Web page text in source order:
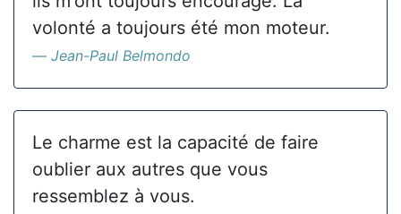
volonté a toujours été mon moteur.
Jean-Paul Belmondo
Le charme est la capacité de faire
oublier aux autres que vous
ressemblez à vous.